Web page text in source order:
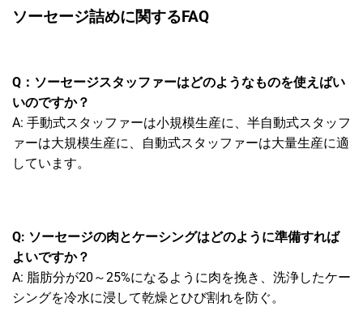
ソーセージ詰めに関するFAQ
Q：ソーセージスタッファーはどのようなものを使えばい
いのですか？
A: 手動式スタッファーは小規模生産に、半自動式スタッフ
ァーは大規模生産に、自動式スタッファーは大量生産に適
しています。
Q: ソーセージの肉とケーシングはどのように準備すれば
よいですか？
A: 脂肪分が20～25%になるように肉を挽き、洗浄したケー
シングを冷水に浸して乾燥とひび割れを防ぐ。